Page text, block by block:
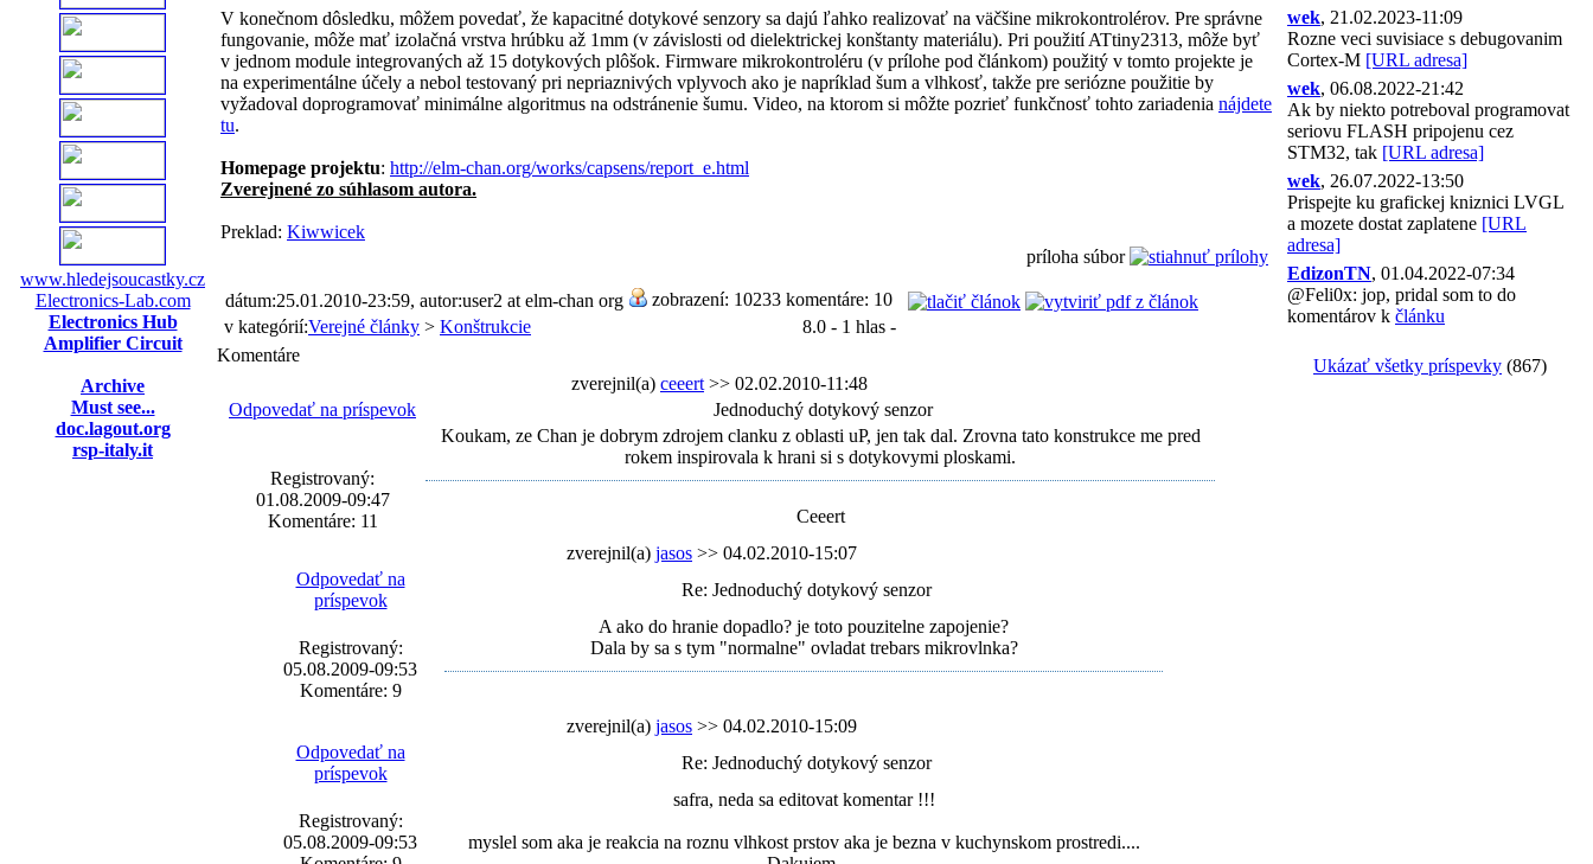
www.hledejsoucastky.cz
Electronics-Lab.com
Electronics Hub
Amplifier Circuit
Archive
Must see...
doc.lagout.org
rsp-italy.it
V konečnom dôsledku, môžem povedať, že kapacitné dotykové senzory sa dajú ľahko realizovať na väčšine mikrokontrolérov. Pre správne
fungovanie, môže mať izolačná vrstva hrúbku až 1mm (v závislosti od dielektrickej konštanty materiálu). Pri použití ATtiny2313, môže byť
v jednom module integrovaných až 15 dotykových plôšok. Firmware mikrokontroléru (v prílohe pod článkom) použitý v tomto projekte je
na experimentálne účely a nebol testovaný pri nepriaznivých vplyvoch ako je napríklad šum a vlhkosť, takže pre seriózne použitie by
vyžadoval doprogramovať minimálne algoritmus na odstránenie šumu. Video, na ktorom si môžte pozrieť funkčnosť tohto zariadenia nájdete
tu.
Homepage projektu: http://elm-chan.org/works/capsens/report_e.html
Zverejnené zo súhlasom autora.
Preklad: Kiwwicek
príloha súbor
dátum:25.01.2010-23:59, autor:user2 at elm-chan org
zobrazení: 10233 komentáre: 10
v kategórií:Verejné články > Konštrukcie
8.0 - 1 hlas -
Komentáre
zverejnil(a) ceeert >> 02.02.2010-11:48
Odpovedať na príspevok
Jednoduchý dotykový senzor
Registrovaný:
01.08.2009-09:47
Komentáre: 11
Koukam, ze Chan je dobrym zdrojem clanku z oblasti uP, jen tak dal. Zrovna tato konstrukce me pred
rokem inspirovala k hrani si s dotykovymi ploskami.
Ceeert
zverejnil(a) jasos >> 04.02.2010-15:07
Odpovedať na
príspevok
Re: Jednoduchý dotykový senzor
Registrovaný:
05.08.2009-09:53
Komentáre: 9
A ako do hranie dopadlo? je toto pouzitelne zapojenie?
Dala by sa s tym "normalne" ovladat trebars mikrovlnka?
zverejnil(a) jasos >> 04.02.2010-15:09
Odpovedať na
príspevok
Re: Jednoduchý dotykový senzor
Registrovaný:
05.08.2009-09:53
safra, neda sa editovat komentar !!!
myslel som aka je reakcia na roznu vlhkost prstov aka je bezna v kuchynskom prostredi....
wek, 21.02.2023-11:09
Rozne veci suvisiace s debugovanim
Cortex-M [URL adresa]
wek, 06.08.2022-21:42
Ak by niekto potreboval programovat
seriovu FLASH pripojenu cez
STM32, tak [URL adresa]
wek, 26.07.2022-13:50
Prispejte ku grafickej kniznici LVGL
a mozete dostat zaplatene [URL
adresa]
EdizonTN, 01.04.2022-07:34
@Feli0x: jop, pridal som to do
komentárov k článku
Ukázať všetky príspevky (867)